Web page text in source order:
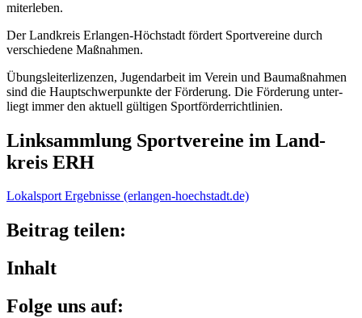
miterleben.
Der Land­kreis Erlan­gen-Höchstadt fördert Sport­ver­eine durch
verschie­dene Maßnahmen.
Übungs­lei­ter­li­zen­zen, Jugend­ar­beit im Verein und Baumaß­nah­men
sind die Haupt­schwer­punkte der Förde­rung. Die Förde­rung unter­
liegt immer den aktu­ell gülti­gen Sportförderrichtlinien.
Link­samm­lung Sport­ver­eine im Land­
kreis ERH
Lokal­sport Ergeb­nisse (erlan​gen​-hoech​stadt​.de)
Beitrag teilen:
Inhalt
Folge uns auf: